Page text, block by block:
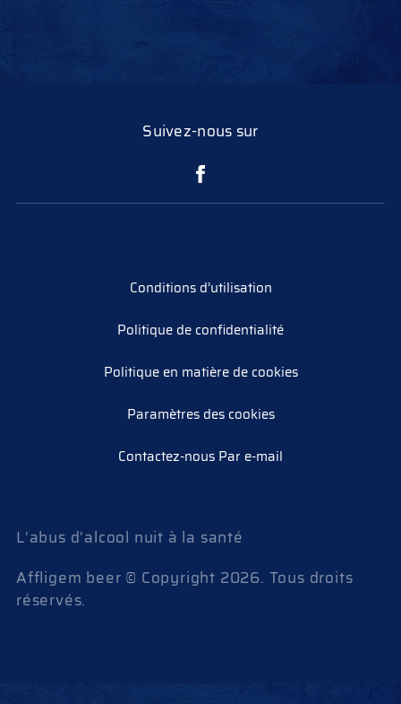
Suivez-nous sur
Conditions d’utilisation
Politique de confidentialité
Politique en matière de cookies
Paramètres des cookies
Contactez-nous Par e-mail
L'abus d'alcool nuit à la santé
Affligem beer © Copyright 2026. Tous droits
réservés.